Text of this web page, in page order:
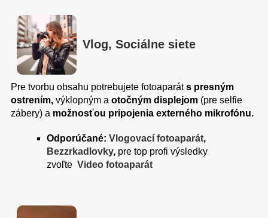
Vlog, Sociálne siete
Pre tvorbu obsahu potrebujete fotoaparáts presným
ostrením, výklopným a otočným displejom (pre selfie
zábery) a možnosťou pripojenia externého mikrofónu.
Odporúčané: Vlogovací fotoaparát,
Bezzrkadlovky, pre top profi výsledky
zvoľte Video fotoaparát